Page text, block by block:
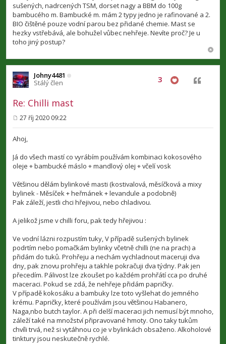
e
k
sušených, nadrcených TSM, dorset nagy a BBM do 100g
bambucého m. Bambucké m. mám 2 typy jedno je rafinované a 2.
BIO čištěné pouze vodní parou bez přidané chemie. Mast se
hezky vstřebává, ale bohužel vůbec nehřeje. Nevíte proč? Je u
toho jiný postup?
Johny4481
Stálý člen
Re: Chilli mast
3 Citovat
ř
í
ě
v
k
27 říj 2020 09:22
Ahoj,
Já do všech mastí co vyrábím používám kombinaci kokosového
oleje + bambucké máslo + mandlový olej + včelí vosk
Většinou dělám bylinkové masti (kostivalová, měsíčková a mixy
bylinek - Měsíček + heřmánek + levandule a podobně)
Pak záleží, jestli chci hřejivou, nebo chladivou.
A jelikož jsme v chilli foru, pak tedy hřejivou :
Ve vodní lázni rozpustím tuky, V případě sušených bylinek
podrtím nebo pomačkám bylinky včetně chilli (ne na prach) a
přidám do tuků. Prohřeju a nechám vychladnout maceruji dva
dny, pak znovu prohřeju a takhle pokračuji dva týdny. Pak jen
přecedím. Pálivost lze zkoušet po každém prohřátí cca po druhé
maceraci. Pokud se zdá, že nehřeje přidám papričky.
V případě kokosáku a bambuky lze toto vyšlehat do jemného
krému. Papričky, které používám jsou většinou Habanero,
Naga,nbo butch taylor. A při delší maceraci jich nemusí být mnoho,
záleží také na množství připravované hmoty. Ono taky tukům
chvíli trvá, než si vytáhnou co je v bylinkách obsaženo. Alkoholové
tinktury jsou neskutečně rychlé.